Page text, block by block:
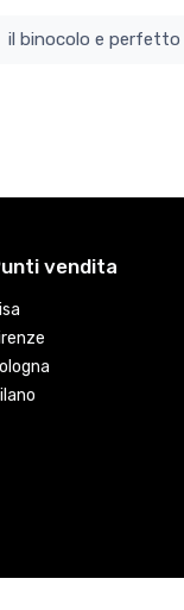
vendita